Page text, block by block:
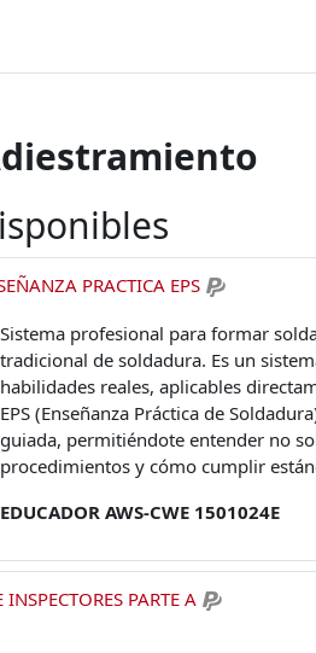
PRACTICA EPS
Sistema profesional para formar
tradicional de soldadura. Es un
habilidades reales, aplicables
EPS (Enseñanza Práctica de
guiada, permitiéndote entender no
procedimientos y cómo cumplir
EDUCADOR AWS-CWE 1501024E
PARTE A